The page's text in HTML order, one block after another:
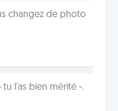
changez de photo
l'as bien mérité -.